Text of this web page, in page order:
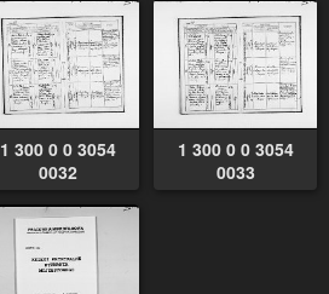
1 300 0 0 3054
0032
1 300 0 0 3054
0033